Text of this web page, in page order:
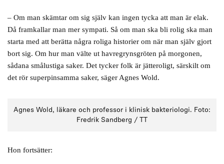
– Om man skämtar om sig själv kan ingen tycka att man är elak.
Då framkallar man mer sympati. Så om man ska bli rolig ska man
starta med att berätta några roliga historier om när man själv gjort
bort sig. Om hur man välte ut havregrynsgröten på morgonen,
sådana smålustiga saker. Det tycker folk är jätteroligt, särskilt om
det rör superpinsamma saker, säger Agnes Wold.
Agnes Wold, läkare och professor i klinisk bakteriologi. Foto:
Fredrik Sandberg / TT
Hon fortsätter: